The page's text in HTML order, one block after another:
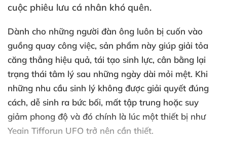
cuộc phiêu lưu cá nhân khó quên.
Dành cho những người đàn ông luôn bị cuốn vào
guồng quay công việc, sản phẩm này giúp giải tỏa
căng thẳng hiệu quả, tái tạo sinh lực, cân bằng lại
trạng thái tâm lý sau những ngày dài mỏi mệt. Khi
những nhu cầu sinh lý không được giải quyết đúng
cách, dễ sinh ra bức bối, mất tập trung hoặc suy
giảm phong độ và đó chính là lúc một thiết bị như
Yeain Tifforun UFO trở nên cần thiết.